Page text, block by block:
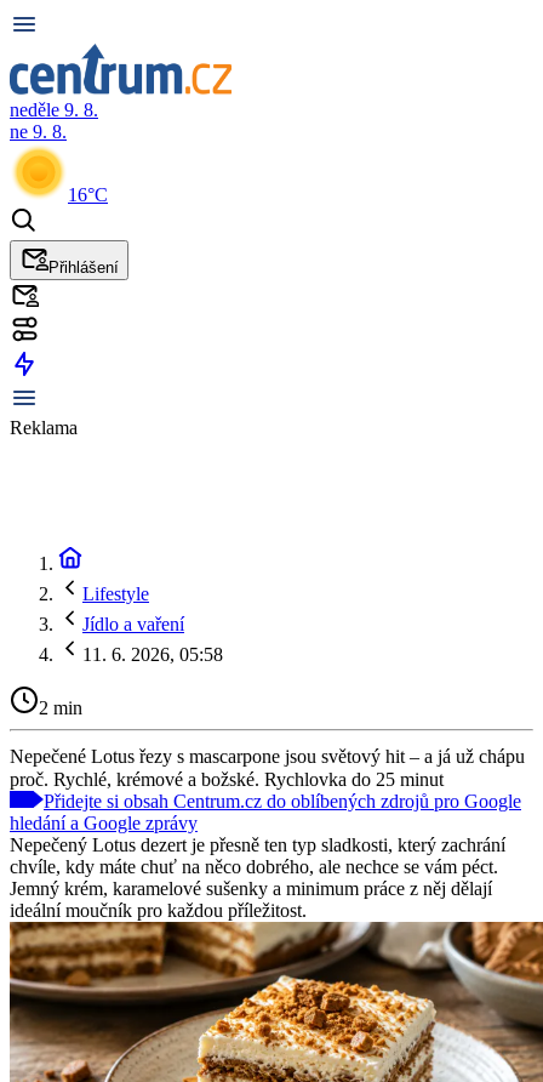
neděle 9. 8.
ne 9. 8.
16°C
Přihlášení
Reklama
Lifestyle
Jídlo a vaření
11. 6. 2026, 05:58
2 min
Nepečené Lotus řezy s mascarpone jsou světový hit – a já už chápu
proč. Rychlé, krémové a božské. Rychlovka do 25 minut
Přidejte si obsah Centrum.cz do oblíbených zdrojů pro Google
hledání a Google zprávy
Nepečený Lotus dezert je přesně ten typ sladkosti, který zachrání
chvíle, kdy máte chuť na něco dobrého, ale nechce se vám péct.
Jemný krém, karamelové sušenky a minimum práce z něj dělají
ideální moučník pro každou příležitost.